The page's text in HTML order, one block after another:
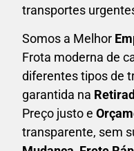
transportes
Somos a Melhor
Frota moderna de
diferentes tipos de
garantida na
Preço justo e
transparente, sem